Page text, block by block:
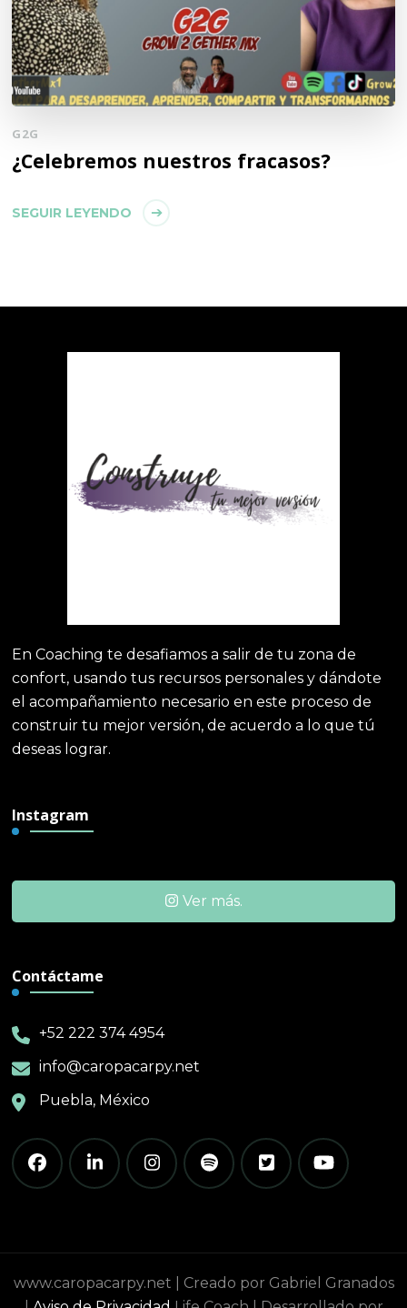
G2G
¿Celebremos nuestros fracasos?
SEGUIR LEYENDO
En Coaching te desafiamos a salir de tu zona de
confort, usando tus recursos personales y dándote
el acompañamiento necesario en este proceso de
construir tu mejor versión, de acuerdo a lo que tú
deseas lograr.
Instagram
Ver más.
Contáctame
+52 222 374 4954
info@caropacarpy.net
Puebla, México
www.caropacarpy.net | Creado por Gabriel Granados